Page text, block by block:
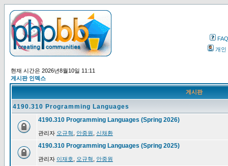
FAQ
개인
현재 시간은 2026년8월10일 11:11
게시판 인덱스
게시판
4190.310 Programming Languages
4190.310 Programming Languages (Spring 2026)
관리자 오규혁 안중원 신채환
4190.310 Programming Languages (Spring 2025)
관리자 이재호 오규혁 안중원